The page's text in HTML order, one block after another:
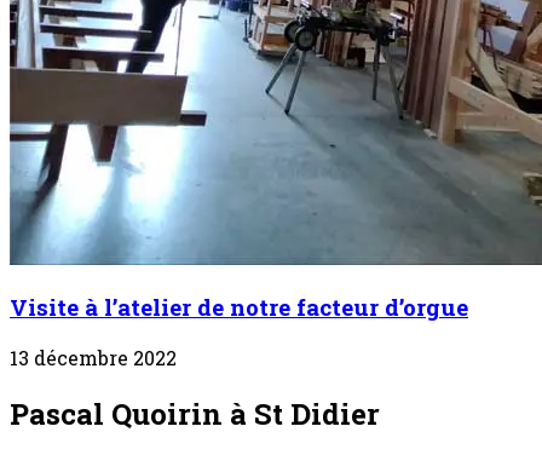
Visite à l’atelier de notre facteur d’orgue
13 décembre 2022
Pascal Quoirin à St Didier